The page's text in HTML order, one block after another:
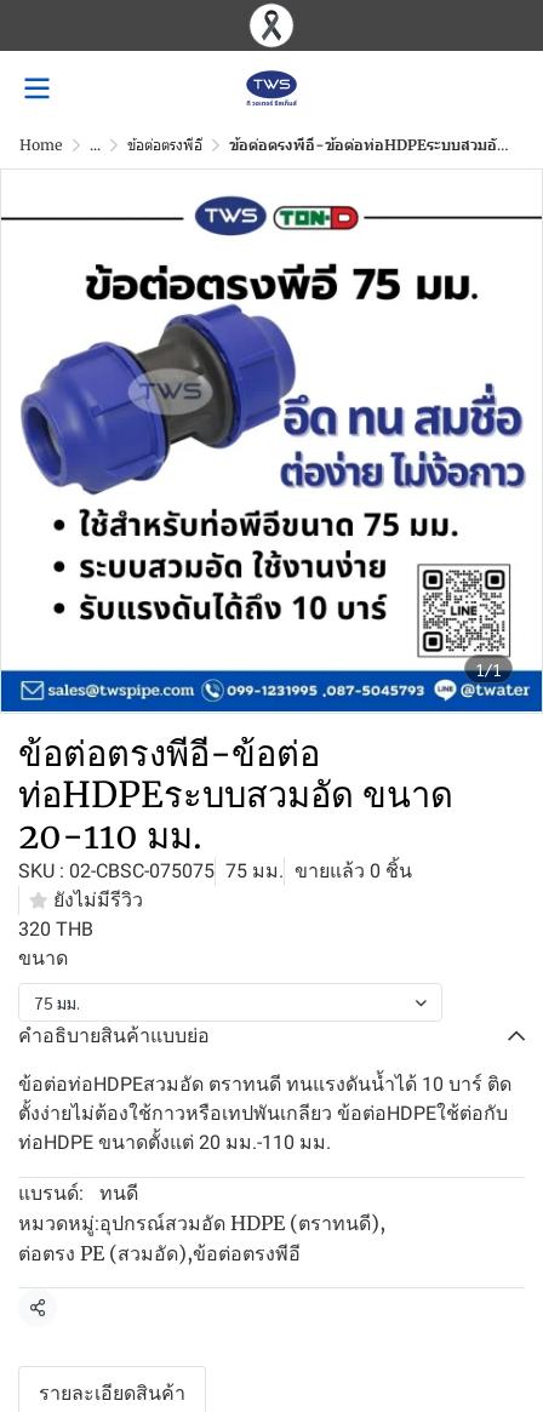
Home ... ข้อต่อตรงพีอี ข้อต่อตรงพีอี-ข้อต่อท่อHDPEระบบสวมอัด ขนาด 20-110 มม.
1/1
ข้อต่อตรงพีอี-ข้อต่อ
ท่อHDPEระบบสวมอัด ขนาด
20-110 มม.
SKU : 02-CBSC-075075 75 มม. ขายแล้ว 0 ชิ้น
ยังไม่มีรีวิว
320 THB
ขนาด
75 มม.
คำอธิบายสินค้าแบบย่อ
ข้อต่อท่อHDPEสวมอัด ตราทนดี ทนแรงดันน้ำได้ 10 บาร์ ติด
ตั้งง่ายไม่ต้องใช้กาวหรือเทปพันเกลียว ข้อต่อHDPEใช้ต่อกับ
ท่อHDPE ขนาดตั้งแต่ 20 มม.-110 มม.
แบรนด์: ทนดี
หมวดหมู่:อุปกรณ์สวมอัด HDPE (ตราทนดี),
ต่อตรง PE (สวมอัด),ข้อต่อตรงพีอี
แชร์
รายละเอียดสินค้า